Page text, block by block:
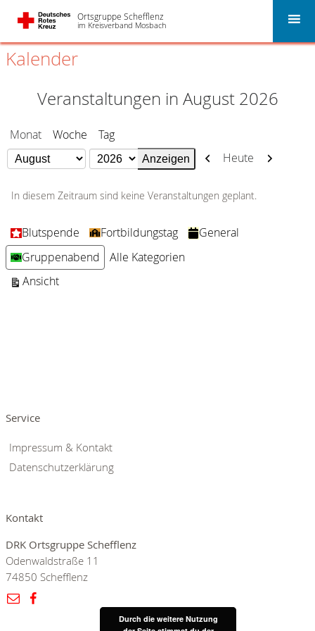
Ortsgruppe Schefflenz
im Kreisverband Mosbach
Kalender
Veranstaltungen in August 2026
Monat Woche Tag
Monat
Jahr
Zurück
Heute Weiter
In diesem Zeitraum sind keine Veranstaltungen geplant.
Kategorien
Blutspende Fortbildungstag
General
Gruppenabend
Alle Kategorien
Ansichtausdrucken
Service
Impressum & Kontakt
Datenschutzerklärung
Kontakt
DRK Ortsgruppe Schefflenz
Odenwaldstraße 11
74850 Schefflenz
Durch die weitere Nutzung
Durch die weitere Nutzung